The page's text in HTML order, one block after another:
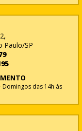
Paulo/SP
Domingos das 14h às